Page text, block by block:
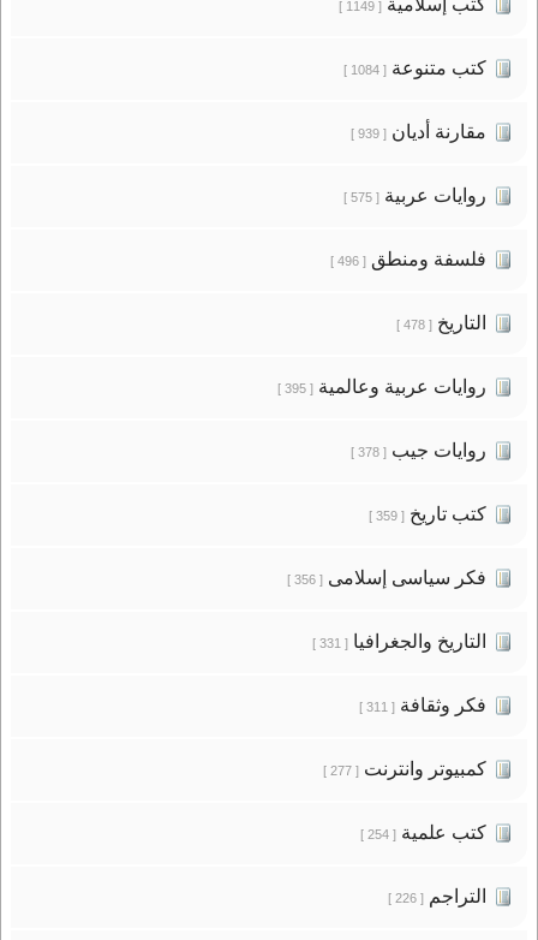
[ 1149 ]
كتب متنوعة[ 1084 ]
مقارنة أديان[ 939 ]
روايات عربية[ 575 ]
فلسفة ومنطق[ 496 ]
التاريخ[ 478 ]
روايات عربية وعالمية[ 395 ]
روايات جيب[ 378 ]
كتب تاريخ[ 359 ]
فكر سياسى إسلامى[ 356 ]
التاريخ والجغرافيا[ 331 ]
فكر وثقافة[ 311 ]
كمبيوتر وانترنت[ 277 ]
كتب علمية[ 254 ]
التراجم[ 226 ]